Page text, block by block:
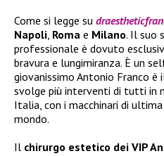
Come si legge su
Napoli Roma e Milano. Il suo
professionale è dovuto
bravura e lungimiranza. È un
giovanissimo Antonio Franco è
svolge più interventi di tutti in
Italia, con i macchinari di
mondo.
Il chirurgo estetico dei VIP